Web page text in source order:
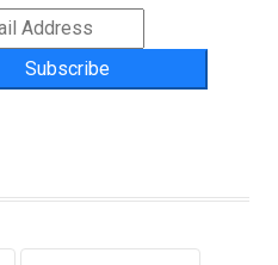
Subscribe